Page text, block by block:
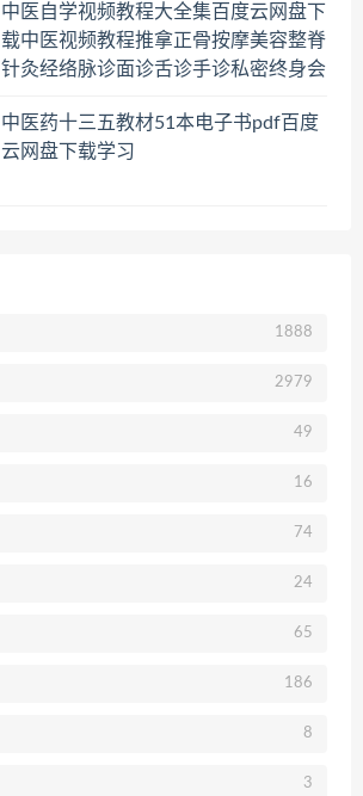
中医自学视频教程大全集百度云网盘下
载中医视频教程推拿正骨按摩美容整脊
针灸经络脉诊面诊舌诊手诊私密终身会
中医药十三五教材51本电子书pdf百度
云网盘下载学习
1888
2979
49
16
74
24
65
186
8
3